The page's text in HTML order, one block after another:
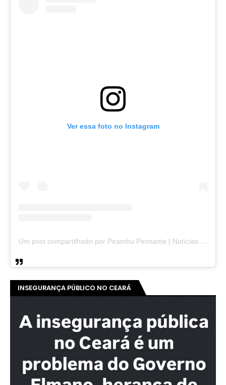
Ver essa foto no Instagram
Um post compartilhado por Pirambu Pensante | Notícias & Entretenimento (@pirambupensante)
INSEGURANÇA PÚBLICO NO CEARÁ